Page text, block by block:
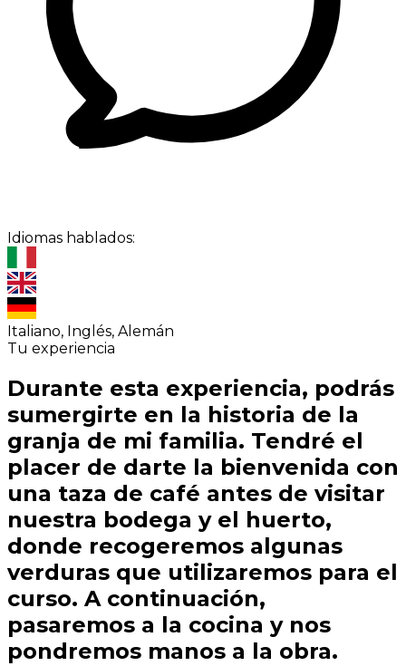
Idiomas hablados:
Italiano, Inglés, Alemán
Tu experiencia
Durante esta experiencia, podrás
sumergirte en la historia de la
granja de mi familia. Tendré el
placer de darte la bienvenida con
una taza de café antes de visitar
nuestra bodega y el huerto,
donde recogeremos algunas
verduras que utilizaremos para el
curso. A continuación,
pasaremos a la cocina y nos
pondremos manos a la obra.